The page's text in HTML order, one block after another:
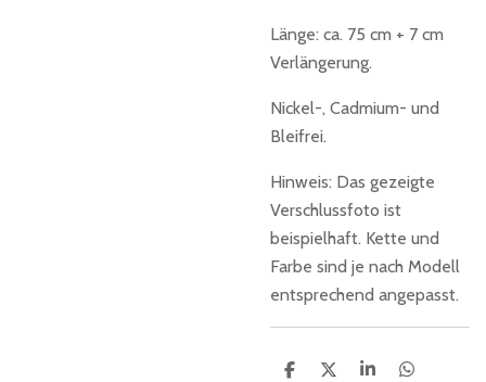
Länge: ca. 75 cm + 7 cm
Verlängerung.
Nickel-, Cadmium- und
Bleifrei.
Hinweis: Das gezeigte
Verschlussfoto ist
beispielhaft. Kette und
Farbe sind je nach Modell
entsprechend angepasst.
T T T T